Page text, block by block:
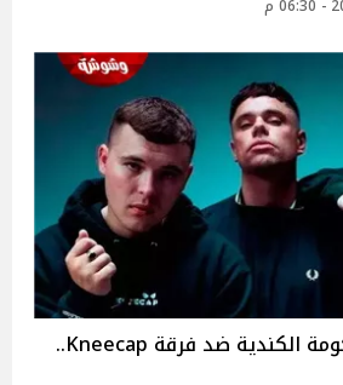
قرار عاجل من الحكومة الكندية ضد فرقة Kneecap..